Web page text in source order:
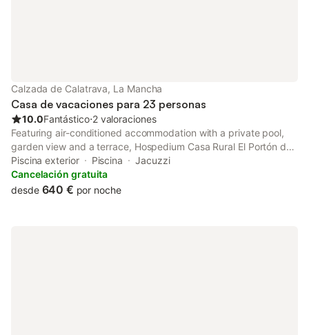
Calzada de Calatrava, La Mancha
Casa de vacaciones para 23 personas
10.0Fantástico⋅2 valoraciones
Featuring air-conditioned accommodation with a private pool,
garden view and a terrace, Hospedium Casa Rural El Portón de
Calatrava is set in La Calzada de Calatrava. Guests can benefit
from a balcony and a picnic area.
Piscina exterior Piscina
Jacuzzi
Cancelación gratuita
desde 640 € por noche